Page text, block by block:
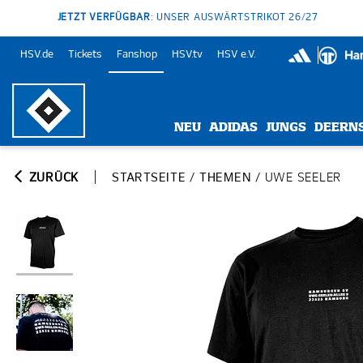
JETZT VERFÜGBAR: UNSER AUSWÄRTSTRIKOT 26/27
HSV.de Tickets Fanshop HSV.tv HSV e.V.
NEU ADIDAS JUNGS
ZURÜCK STARTSEITE / THEMEN / UWE SEELER